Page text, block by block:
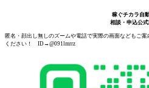
稼ぐチカラ自
相談・申込公
匿名・顔出し無しのズームや電話で実際の画面などもご
ください！ ID→@091lmrrz